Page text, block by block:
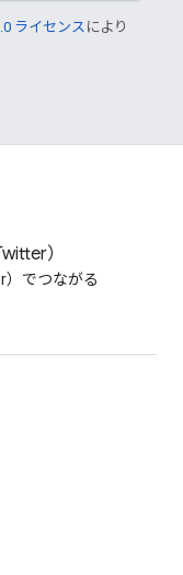
ライセンス により
）
でつながる